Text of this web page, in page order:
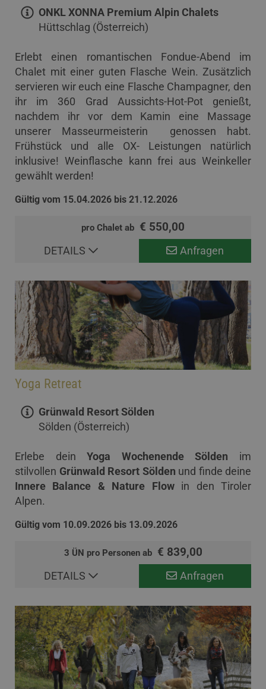
ONKL XONNA Premium Alpin Chalets
Hüttschlag (Österreich)
Erlebt einen romantischen Fondue-Abend im
Chalet mit einer guten Flasche Wein. Zusätzlich
servieren wir euch eine Flasche Champagner, den
ihr im 360 Grad Aussichts-Hot-Pot genießt,
nachdem ihr vor dem Kamin eine Massage
unserer Masseurmeisterin genossen habt.
Frühstück und alle OX- Leistungen natürlich
inklusive! Weinflasche kann frei aus Weinkeller
gewählt werden!
Gültig vom 15.04.2026 bis 21.12.2026
pro Chalet ab € 550,00
Anfragen
DETAILS
Yoga Retreat
Grünwald Resort Sölden
Sölden (Österreich)
Erlebe deinYoga Wochenende Sölden im
stilvollen Grünwald Resort Sölden und finde deine
Innere Balance & Nature Flowin den Tiroler
Alpen.
Gültig vom 10.09.2026 bis 13.09.2026
3 ÜN pro Personen ab € 839,00
Anfragen
DETAILS